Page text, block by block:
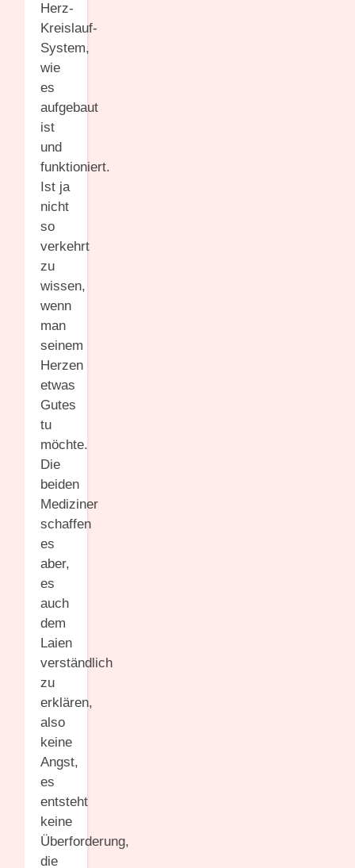
Herz-
Kreislauf-
System,
wie
es
aufgebaut
ist
und
funktioniert.
Ist ja
nicht
so
verkehrt
zu
wissen,
wenn
man
seinem
Herzen
etwas
Gutes
tu
möchte.
Die
beiden
Mediziner
schaffen
es
aber,
es
auch
dem
Laien
verständlich
zu
erklären,
also
keine
Angst,
es
entsteht
keine
Überforderung,
die